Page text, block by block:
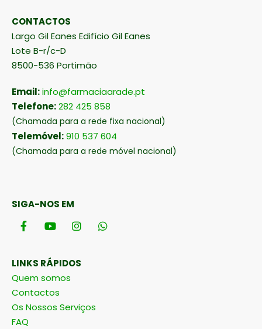
CONTACTOS
Largo Gil Eanes Edifício Gil Eanes
Lote B-r/c-D
8500-536 Portimão
Email:info@farmaciaarade.pt
Telefone:282 425 858
(Chamada para a rede fixa nacional)
Telemóvel:910 537 604
(Chamada para a rede móvel nacional)
SIGA-NOS EM
LINKS RÁPIDOS
Quem somos
Contactos
Os Nossos Serviços
FAQ